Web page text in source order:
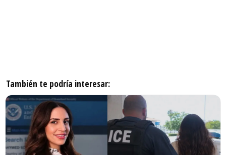
También te podría interesar: